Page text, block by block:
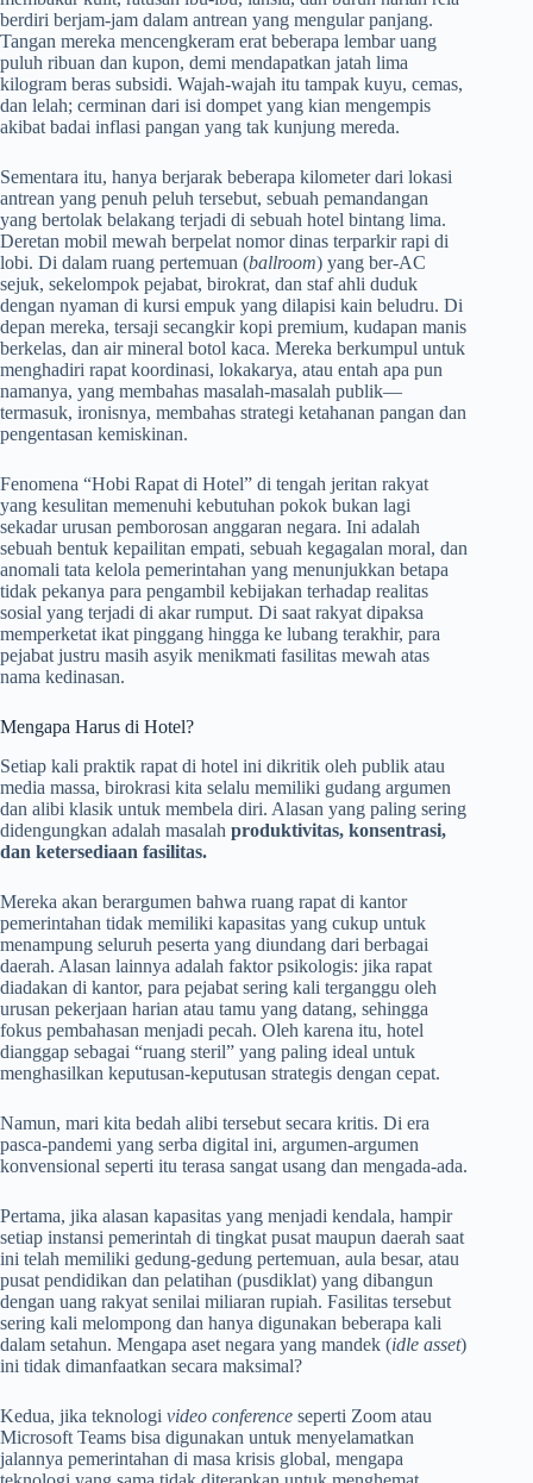
berdiri berjam-jam dalam antrean yang mengular panjang.
Tangan mereka mencengkeram erat beberapa lembar uang
puluh ribuan dan kupon, demi mendapatkan jatah lima
kilogram beras subsidi. Wajah-wajah itu tampak kuyu, cemas,
dan lelah; cerminan dari isi dompet yang kian mengempis
akibat badai inflasi pangan yang tak kunjung mereda.
Sementara itu, hanya berjarak beberapa kilometer dari lokasi
antrean yang penuh peluh tersebut, sebuah pemandangan
yang bertolak belakang terjadi di sebuah hotel bintang lima.
Deretan mobil mewah berpelat nomor dinas terparkir rapi di
lobi. Di dalam ruang pertemuan (ballroom) yang ber-AC
sejuk, sekelompok pejabat, birokrat, dan staf ahli duduk
dengan nyaman di kursi empuk yang dilapisi kain beludru. Di
depan mereka, tersaji secangkir kopi premium, kudapan manis
berkelas, dan air mineral botol kaca. Mereka berkumpul untuk
menghadiri rapat koordinasi, lokakarya, atau entah apa pun
namanya, yang membahas masalah-masalah publik—
termasuk, ironisnya, membahas strategi ketahanan pangan dan
pengentasan kemiskinan.
Fenomena “Hobi Rapat di Hotel” di tengah jeritan rakyat
yang kesulitan memenuhi kebutuhan pokok bukan lagi
sekadar urusan pemborosan anggaran negara. Ini adalah
sebuah bentuk kepailitan empati, sebuah kegagalan moral, dan
anomali tata kelola pemerintahan yang menunjukkan betapa
tidak pekanya para pengambil kebijakan terhadap realitas
sosial yang terjadi di akar rumput. Di saat rakyat dipaksa
memperketat ikat pinggang hingga ke lubang terakhir, para
pejabat justru masih asyik menikmati fasilitas mewah atas
nama kedinasan.
Mengapa Harus di Hotel?
Setiap kali praktik rapat di hotel ini dikritik oleh publik atau
media massa, birokrasi kita selalu memiliki gudang argumen
dan alibi klasik untuk membela diri. Alasan yang paling sering
didengungkan adalah masalah produktivitas, konsentrasi,
dan ketersediaan fasilitas.
Mereka akan berargumen bahwa ruang rapat di kantor
pemerintahan tidak memiliki kapasitas yang cukup untuk
menampung seluruh peserta yang diundang dari berbagai
daerah. Alasan lainnya adalah faktor psikologis: jika rapat
diadakan di kantor, para pejabat sering kali terganggu oleh
urusan pekerjaan harian atau tamu yang datang, sehingga
fokus pembahasan menjadi pecah. Oleh karena itu, hotel
dianggap sebagai “ruang steril” yang paling ideal untuk
menghasilkan keputusan-keputusan strategis dengan cepat.
Namun, mari kita bedah alibi tersebut secara kritis. Di era
pasca-pandemi yang serba digital ini, argumen-argumen
konvensional seperti itu terasa sangat usang dan mengada-ada.
Pertama, jika alasan kapasitas yang menjadi kendala, hampir
setiap instansi pemerintah di tingkat pusat maupun daerah saat
ini telah memiliki gedung-gedung pertemuan, aula besar, atau
pusat pendidikan dan pelatihan (pusdiklat) yang dibangun
dengan uang rakyat senilai miliaran rupiah. Fasilitas tersebut
sering kali melompong dan hanya digunakan beberapa kali
dalam setahun. Mengapa aset negara yang mandek (idle asset)
ini tidak dimanfaatkan secara maksimal?
Kedua, jika teknologi video conference seperti Zoom atau
Microsoft Teams bisa digunakan untuk menyelamatkan
jalannya pemerintahan di masa krisis global, mengapa